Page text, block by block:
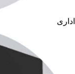
اداری